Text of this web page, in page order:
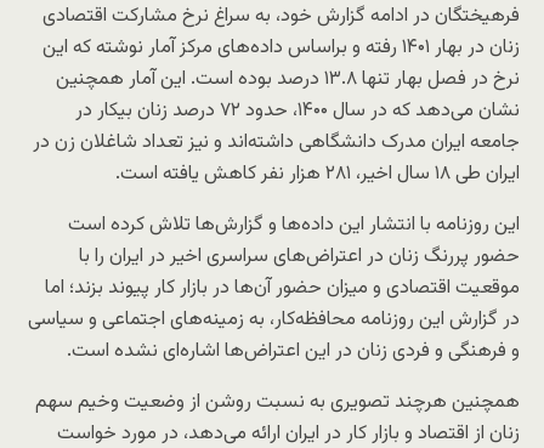
فرهیختگان در ادامه گزارش خود، به سراغ نرخ مشارکت اقتصادی
زنان در بهار ۱۴۰۱ رفته و براساس داده‌های مرکز آمار نوشته که این
نرخ در فصل بهار تنها ۱۳.۸ درصد بوده است. این آمار همچنین
نشان می‌دهد که در سال ۱۴۰۰، حدود ۷۲ درصد زنان بیکار در
جامعه ایران مدرک دانشگاهی داشته‌اند و نیز تعداد شاغلان زن در
ایران طی ۱۸ سال اخیر، ۲۸۱ هزار نفر کاهش یافته است.
این روزنامه با انتشار این داده‌‌ها و گزارش‌ها تلاش کرده است
حضور پررنگ زنان در اعتراض‌های سراسری اخیر در ایران را با
موقعیت اقتصادی و میزان حضور آن‌ها در بازار کار پیوند بزند؛ اما
در گزارش این روزنامه محافظه‌کار، به زمینه‌های اجتماعی و سیاسی
و فرهنگی و فردی زنان در این اعتراض‌ها اشاره‌ای نشده است.
همچنین هرچند تصویری به نسبت روشن از وضعیت وخیم سهم
زنان از اقتصاد و بازار کار در ایران ارائه می‌دهد، در مورد خواست